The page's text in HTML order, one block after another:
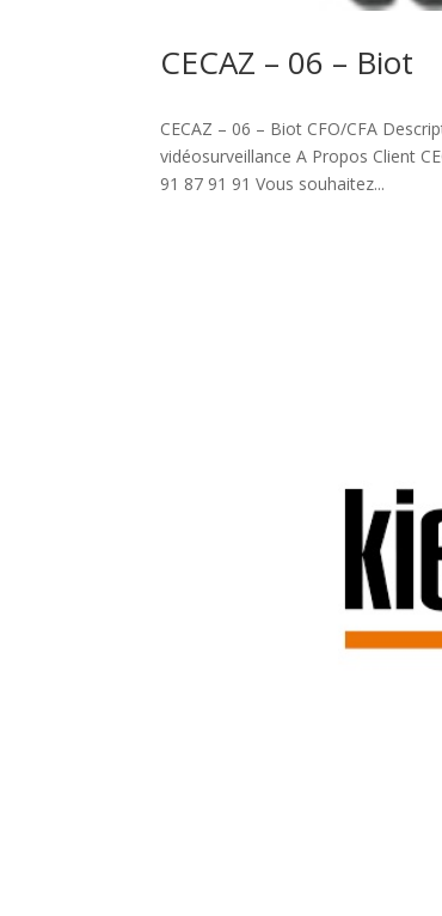
CECAZ – 06 – Biot
CECAZ – 06 – Biot CFO/CFA
vidéosurveillance A Propos Client
91 87 91 91 Vous souhaitez...